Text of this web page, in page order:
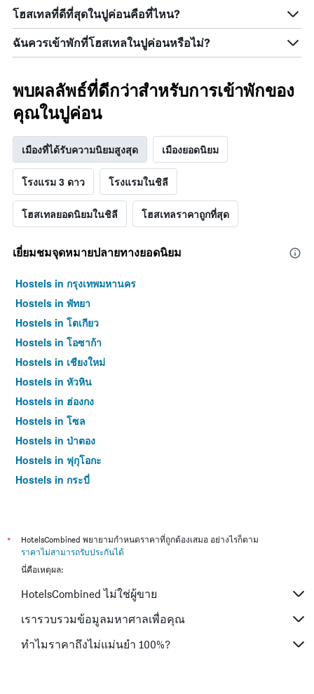
โฮสเทลที่ดีที่สุดในปูค่อนคือที่ไหน?
ฉันควรเข้าพักที่โฮสเทลในปูค่อนหรือไม่?
พบผลลัพธ์ที่ดีกว่าสำหรับการเข้าพักของ
คุณในปูค่อน
เมืองที่ได้รับความนิยมสูงสุด เมืองยอดนิยม
โรงแรม 3 ดาว โรงแรมในชิลี
โฮสเทลยอดนิยมในชิลี โฮสเทลราคาถูกที่สุด
เยี่ยมชมจุดหมายปลายทางยอดนิยม
Hostels in กรุงเทพมหานคร
Hostels in พัทยา
Hostels in โตเกียว
Hostels in โอซาก้า
Hostels in เชียงใหม่
Hostels in หัวหิน
Hostels in ฮ่องกง
Hostels in โซล
Hostels in ป่าตอง
Hostels in ฟุกุโอกะ
Hostels in กระบี่
Hostels in เซี่ยงไฮ้
Hostels in ไทเป
Hostels in หาดใหญ่
Hostels in ภูเก็ต
Hostels in เกียวโต
*
HotelsCombined พยายามกำหนดราคาที่ถูกต้องเสมอ อย่างไรก็ตาม
ราคาไม่สามารถรับประกันได้
นี่คือเหตุผล:
HotelsCombined ไม่ใช่ผู้ขาย
เรารวบรวมข้อมูลมหาศาลเพื่อคุณ
ทำไมราคาถึงไม่แม่นยำ 100%?